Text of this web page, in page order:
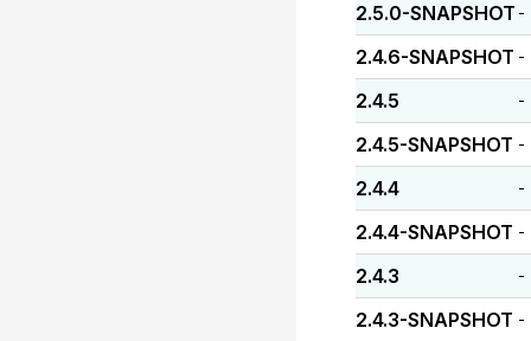
2.5.0-SNAPSHOT -
2.4.6-SNAPSHOT -
2.4.5 -
2.4.5-SNAPSHOT -
2.4.4 -
2.4.4-SNAPSHOT -
2.4.3 -
2.4.3-SNAPSHOT -